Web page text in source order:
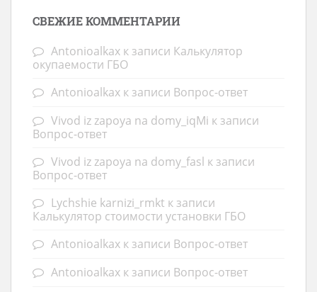
СВЕЖИЕ КОММЕНТАРИИ
Antonioalkax к записи Калькулятор
окупаемости ГБО
Antonioalkax к записи Вопрос-ответ
Vivod iz zapoya na domy_iqMi к записи
Вопрос-ответ
Vivod iz zapoya na domy_fasl к записи
Вопрос-ответ
Lychshie karnizi_rmkt к записи
Калькулятор стоимости установки ГБО
Antonioalkax к записи Вопрос-ответ
Antonioalkax к записи Вопрос-ответ